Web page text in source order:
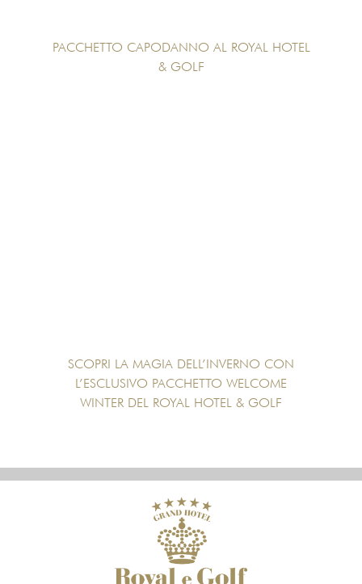
PACCHETTO CAPODANNO AL ROYAL HOTEL
& GOLF
SCOPRI LA MAGIA DELL’INVERNO CON
L’ESCLUSIVO PACCHETTO WELCOME
WINTER DEL ROYAL HOTEL & GOLF